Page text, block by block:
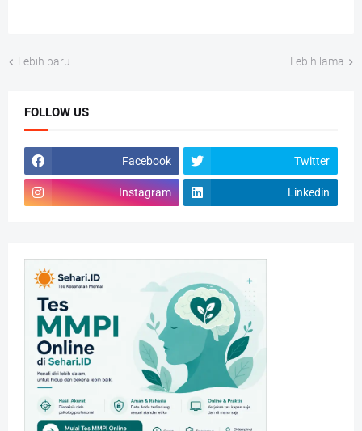
Lebih baru Lebih lama
FOLLOW US
Facebook Twitter
Instagram Linkedin